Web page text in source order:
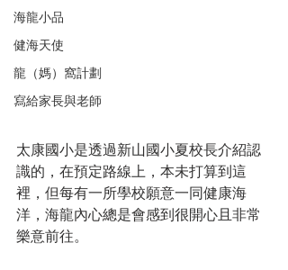
海龍小品
健海天使
龍（媽）窩計劃
寫給家長與老師
太康國小是透過新山國小夏校長介紹認
識的，在預定路線上，本未打算到這
裡，但每有一所學校願意一同健康海
洋，海龍內心總是會感到很開心且非常
樂意前往。